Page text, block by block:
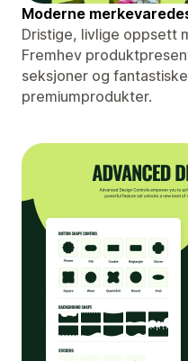
Moderne
Dristige, livlige oppsett
Fremhev
seksjoner og
premiumprodukter.